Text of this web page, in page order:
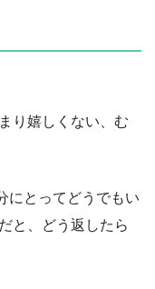
り嬉しくない、む
にとってどうでもい
と、どう返したら